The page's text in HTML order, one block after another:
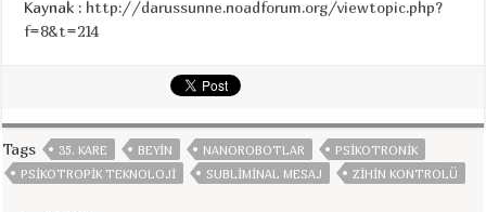
Kaynak : http://darussunne.noadforum.org/viewtopic.php?
f=8&t=214
Tags 35. KARE BEYIN NANOROBOTLAR
PSIKOTRONIK
PSIKOTROPIK TEKNOLOJI
SUBLIMINAL MESAJ ZIHIN KONTROLÜ